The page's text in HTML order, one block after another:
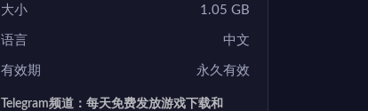
大小 1.05 GB
语言 中文
有效期 永久有效
Telegram频道：每天免费发放游戏下载和